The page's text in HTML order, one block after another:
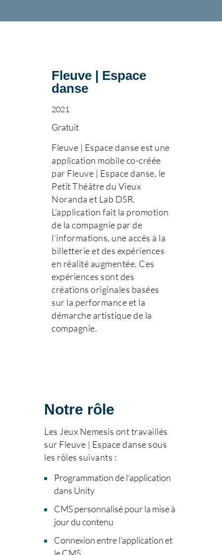
Fleuve | Espace
danse
2021
Gratuit
Fleuve | Espace danse est une
application mobile co-créée
par Fleuve | Espace danse, le
Petit Théâtre du Vieux
Noranda et Lab DSR.
L’application fait la promotion
de la compagnie par de
l’informations, une accès à la
billetterie et des expériences
en réalité augmentée. Ces
expériences sont des
créations originales basées
sur la performance et la
démarche artistique de la
compagnie.
Notre rôle
Les Jeux Nemesis ont travaillés
sur Fleuve | Espace danse sous
les rôles suivants :
Programmation de l’application
dans Unity
CMS personnalisé pour la mise à
jour du contenu
Connexion entre l’application et